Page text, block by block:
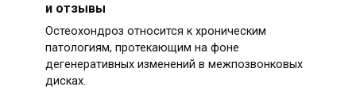
и отзывы
Остеохондроз относится к хроническим
патологиям, протекающим на фоне
дегенеративных изменений в межпозвонковых
дисках.